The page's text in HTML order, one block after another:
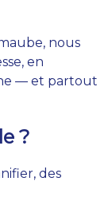
nous
en
— et partout
?
des